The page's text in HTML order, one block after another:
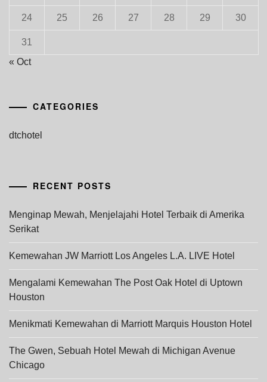
24 25 26 27 28 29 30
31
« Oct
CATEGORIES
dtchotel
RECENT POSTS
Menginap Mewah, Menjelajahi Hotel Terbaik di Amerika
Serikat
Kemewahan JW Marriott Los Angeles L.A. LIVE Hotel
Mengalami Kemewahan The Post Oak Hotel di Uptown
Houston
Menikmati Kemewahan di Marriott Marquis Houston Hotel
The Gwen, Sebuah Hotel Mewah di Michigan Avenue
Chicago